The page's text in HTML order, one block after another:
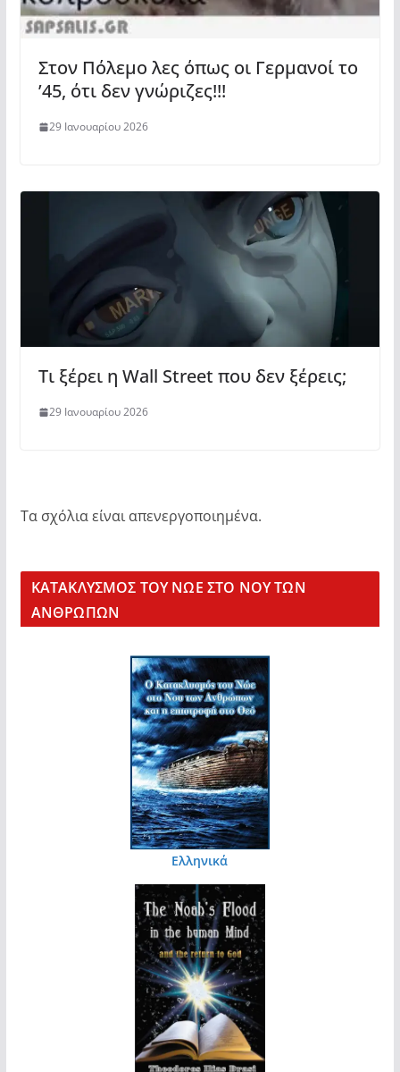
Στον Πόλεμο λες όπως οι Γερμανοί το
’45, ότι δεν γνώριζες!!!
29 Ιανουαρίου 2026
Τι ξέρει η Wall Street που δεν ξέρεις;
29 Ιανουαρίου 2026
Τα σχόλια είναι απενεργοποιημένα.
KΑΤΑΚΛΥΣΜΟΣ ΤΟΥ ΝΩΕ ΣΤΟ ΝΟΥ ΤΩΝ
ΑΝΘΡΩΠΩΝ
Ελληνικά